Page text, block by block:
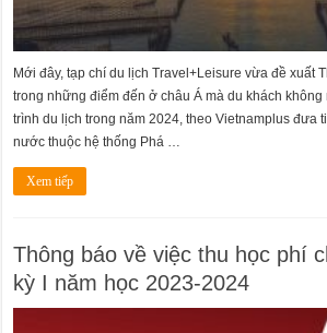
Mới đây, tạp chí du lịch Travel+Leisure vừa đề xuất
trong những điểm đến ở châu Á mà du khách
trình du lịch trong năm 2024, theo Vietnamplus đưa
nước thuộc hệ thống Phá …
Xem tiếp
Thông báo về việc thu học phí
kỳ I năm học 2023-2024